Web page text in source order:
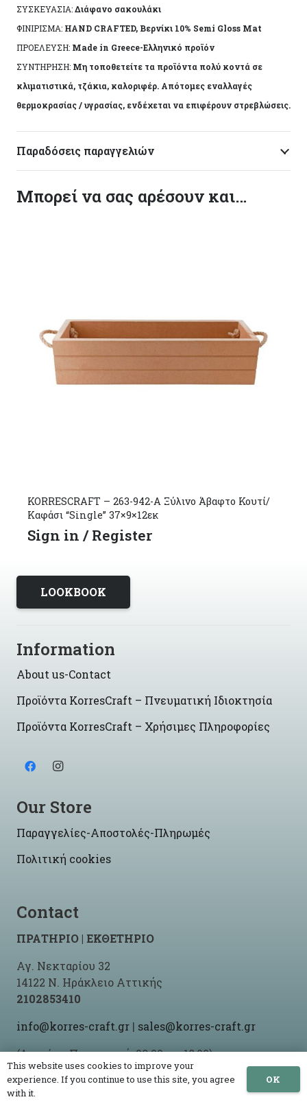
ΣΥΣΚΕΥΑΣΙΑ:Διάφανο σακουλάκι
ΦΙΝΙΡΙΣΜΑ: HAND CRAFTED, Βερνίκι 10% Semi Gloss Mat
ΠΡΟΕΛΕΥΣΗ: Made in Greece-Ελληνικό προϊόν
ΣΥΝΤΗΡΗΣΗ: Μη τοποθετείτε τα προϊόντα πολύ κοντά σε
κλιματιστικά, τζάκια, καλοριφέρ. Απότομες εναλλαγές
θερμοκρασίας / υγρασίας, ενδέχεται να επιφέρουν στρεβλώσεις.
Παραδόσεις παραγγελιών
Μπορεί να σας αρέσουν και…
KORRESCRAFT – 263-942-Α Ξύλινο Άβαφτο Κουτί/
Καφάσι “Single” 37×9×12εκ
Sign in / Register
LOOKBOOK
Information
About us-Contact
Προϊόντα KorresCraft – Πνευματική Ιδιοκτησία
Προϊόντα KorresCraft – Χρήσιμες Πληροφορίες
Our Store
Παραγγελίες-Αποστολές-Πληρωμές
Πολιτική cookies
Contact
ΠΡΑΤΗΡΙΟ | ΕΚΘΕΤΗΡΙΟ
Αγ. Νεκταρίου 32
14122 Ν. Ηράκλειο Αττικής
2102853410
info@korres-craft.gr | sales@korres-craft.gr
(Δευτέρα-Παρασκευή: 09:00 ως 18:00)
Site-Up
This website uses cookies to improve your
experience. If you continue to use this site, you agree
with it.
OK